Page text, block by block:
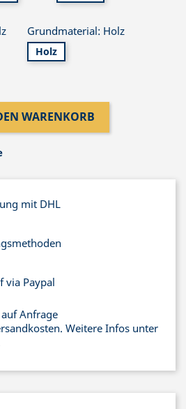
Grundmaterial: Holz
Holz
WARENKORB
mit DHL
via Paypal
Anfrage
Weitere Infos unter